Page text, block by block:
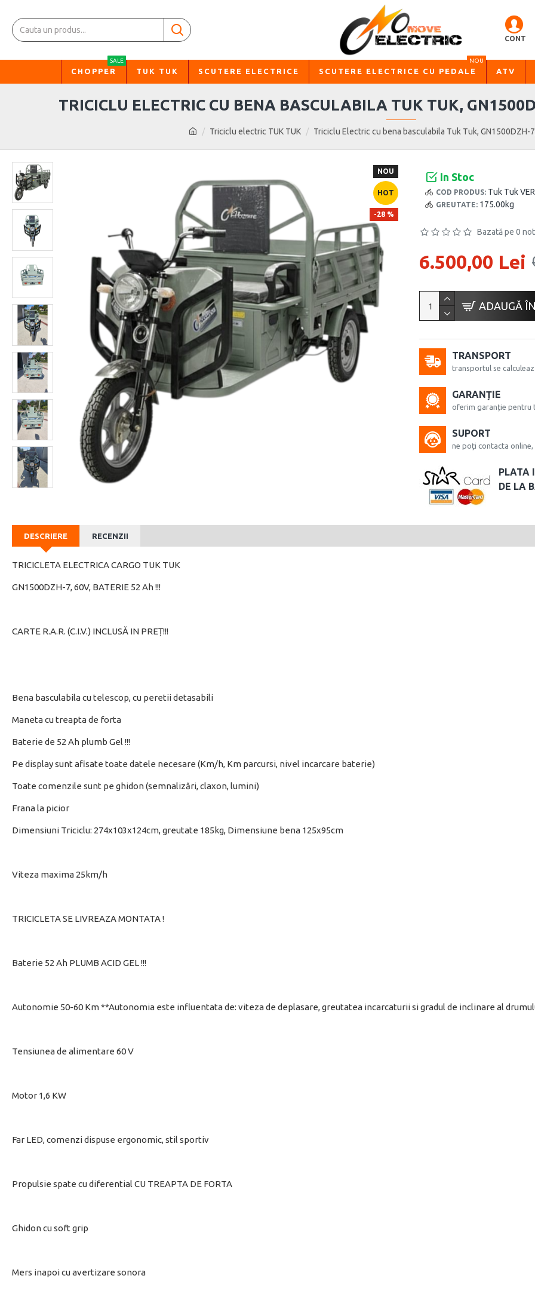
CONT
CHOPPER
SALE
TUK TUK SCUTERE ELECTRICE SCUTERE ELECTRICE CU PEDALE
NOU
ATV
Triciclu electric TUK TUK Triciclu Electric cu bena basculabila Tuk Tuk, GN1500DZH-
TRICICLU ELECTRIC CU BENA BASCULABILA TUK TUK,
NOU
HOT
-28 %
In Stoc
COD PRODUS: Tuk Tuk
GREUTATE: 175.00kg
Bazată pe 0
6.500,00 Lei
ADAUGĂ
TRANSPORT
transportul se
GARANȚIE
oferim garanție pentru
SUPORT
ne poți contacta
PLATA
DE LA
DESCRIERE RECENZII
TRICICLETA ELECTRICA CARGO TUK TUK
GN1500DZH-7, 60V, BATERIE 52 Ah !!!
CARTE R.A.R. (C.I.V.) INCLUSĂ IN PREȚ!!!
Bena basculabila cu telescop, cu peretii detasabili
Maneta cu treapta de forta
Baterie de 52 Ah plumb Gel !!!
Pe display sunt afisate toate datele necesare (Km/h, Km parcursi, nivel incarcare baterie)
Toate comenzile sunt pe ghidon (semnalizări, claxon, lumini)
Frana la picior
Dimensiuni Triciclu: 274x103x124cm, greutate 185kg, Dimensiune bena 125x95cm
Viteza maxima 25km/h
TRICICLETA SE LIVREAZA MONTATA !
Baterie 52 Ah PLUMB ACID GEL !!!
Autonomie 50-60 Km **Autonomia este influentata de: viteza de deplasare, greutatea incarcaturii si gradul de inclinare al
Tensiunea de alimentare 60 V
Motor 1,6 KW
Far LED, comenzi dispuse ergonomic, stil sportiv
Propulsie spate cu diferential CU TREAPTA DE FORTA
Ghidon cu soft grip
Mers inapoi cu avertizare sonora